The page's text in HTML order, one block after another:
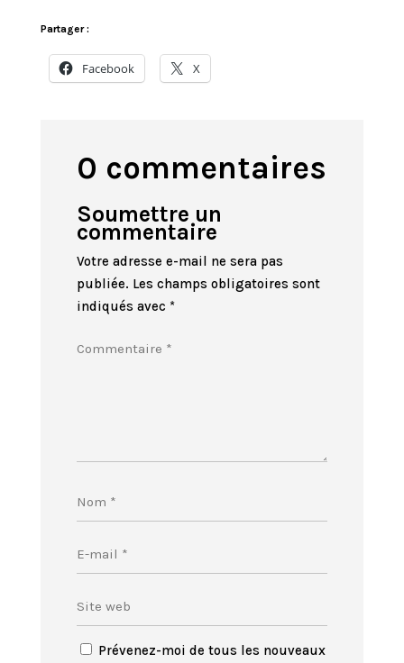
Partager :
Facebook X
0 commentaires
Soumettre un
commentaire
Votre adresse e-mail ne sera pas
publiée. Les champs obligatoires sont
indiqués avec *
Prévenez-moi de tous les nouveaux